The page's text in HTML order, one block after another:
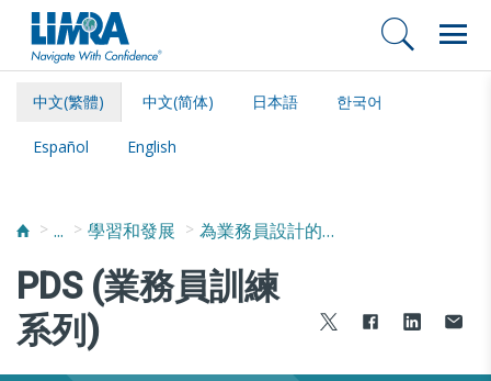
中文(繁體) 中文(简体) 日本語 한국어
Español English
... 學習和發展 為業務員設計的課程計畫
PDS (業務員訓練
系列)